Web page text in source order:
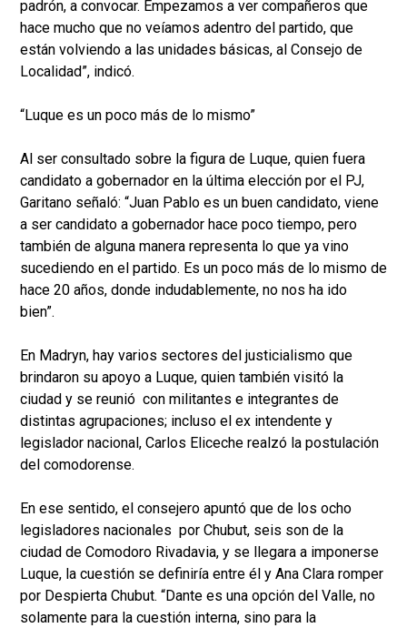
padrón, a convocar. Empezamos a ver compañeros que
hace mucho que no veíamos adentro del partido, que
están volviendo a las unidades básicas, al Consejo de
Localidad”, indicó.
“Luque es un poco más de lo mismo”
Al ser consultado sobre la figura de Luque, quien fuera
candidato a gobernador en la última elección por el PJ,
Garitano señaló: “Juan Pablo es un buen candidato, viene
a ser candidato a gobernador hace poco tiempo, pero
también de alguna manera representa lo que ya vino
sucediendo en el partido. Es un poco más de lo mismo de
hace 20 años, donde indudablemente, no nos ha ido
bien”.
En Madryn, hay varios sectores del justicialismo que
brindaron su apoyo a Luque, quien también visitó la
ciudad y se reunió con militantes e integrantes de
distintas agrupaciones; incluso el ex intendente y
legislador nacional, Carlos Eliceche realzó la postulación
del comodorense.
En ese sentido, el consejero apuntó que de los ocho
legisladores nacionales por Chubut, seis son de la
ciudad de Comodoro Rivadavia, y se llegara a imponerse
Luque, la cuestión se definiría entre él y Ana Clara romper
por Despierta Chubut. “Dante es una opción del Valle, no
solamente para la cuestión interna, sino para la